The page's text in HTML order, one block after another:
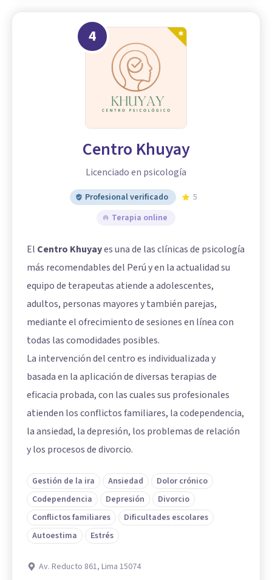
4
Centro Khuyay
Licenciado en psicología
Profesional verificado
5
Terapia online
El Centro Khuyayes una de las clínicas de psicología
más recomendables del Perú y en la actualidad su
equipo de terapeutas atiende a adolescentes,
adultos, personas mayores y también parejas,
mediante el ofrecimiento de sesiones en línea con
todas las comodidades posibles.
La intervención del centro es individualizada y
basada en la aplicación de diversas terapias de
eficacia probada, con las cuales sus profesionales
atienden los conflictos familiares, la codependencia,
la ansiedad, la depresión, los problemas de relación
y los procesos de divorcio.
Gestión de la ira Ansiedad
Dolor crónico
Codependencia
Depresión
Divorcio
Conflictos familiares
Dificultades escolares
Autoestima
Estrés
Av. Reducto 861, Lima 15074